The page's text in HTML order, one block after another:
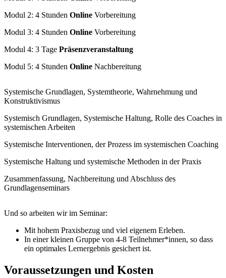
Modul 2: 4 Stunden Online Vorbereitung
Modul 3: 4 Stunden Online Vorbereitung
Modul 4: 3 Tage Präsenzveranstaltung
Modul 5: 4 Stunden Online Nachbereitung
Systemische Grundlagen, Systemtheorie, Wahrnehmung und
Konstruktivismus
Systemisch Grundlagen, Systemische Haltung, Rolle des Coaches in
systemischen Arbeiten
Systemische Interventionen, der Prozess im systemischen Coaching
Systemische Haltung und systemische Methoden in der Praxis
Zusammenfassung, Nachbereitung und Abschluss des
Grundlagenseminars
Und so arbeiten wir im Seminar:
Mit hohem Praxisbezug und viel eigenem Erleben.
In einer kleinen Gruppe von 4-8 Teilnehmer*innen, so dass
ein optimales Lernergebnis gesichert ist.
Voraussetzungen und Kosten